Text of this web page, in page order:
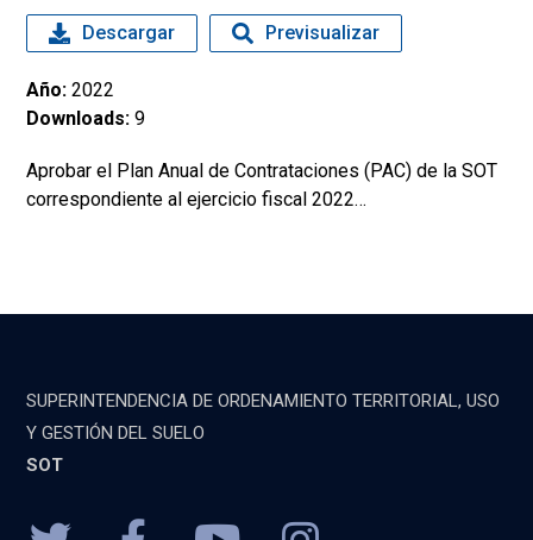
Aprobar el Plan Anual de Contrataciones (PAC) de la SOT
correspondiente al ejercicio fiscal 2022…
Descargar Previsualizar
Año: 2022
Downloads:9
SUPERINTENDENCIA DE ORDENAMIENTO TERRITORIAL, USO
Y GESTIÓN DEL SUELO
SOT